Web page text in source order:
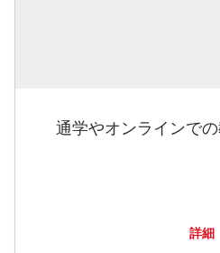
通学やオンラインで
詳細